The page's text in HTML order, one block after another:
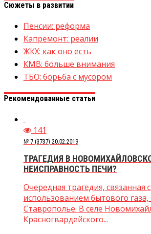
Сюжеты в развитии
Пенсии: реформа
Капремонт: реалии
ЖКХ: как оно есть
КМВ: больше внимания
ТБО: борьба с мусором
Рекомендованные статьи
141
№ 7 (3737) 20.02.2019
ТРАГЕДИЯ В
НЕИСПРАВНОСТЬ ПЕЧИ?
Очередная трагедия, связанная с
использованием бытового
Ставрополье. В селе
Красногвардейского...